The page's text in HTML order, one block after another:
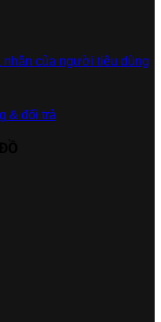
nhân của người tiêu dùng
& đổi trả